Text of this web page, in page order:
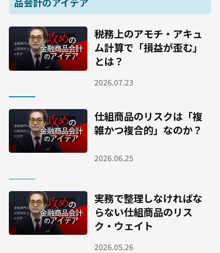
税務上のアモチ・アキュ
ム計算で「損益が歪む」
とは？
2026.07.23
仕組商品のリスクは「複
雑かつ複合的」なのか？
2026.06.25
実務で整理しなければな
らない仕組商品のリス
ク・ウェイト
2026.05.26